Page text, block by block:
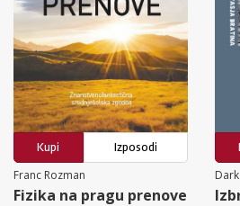
Kupi
Izposodi
Franc Rozman
Fizika na pragu prenove